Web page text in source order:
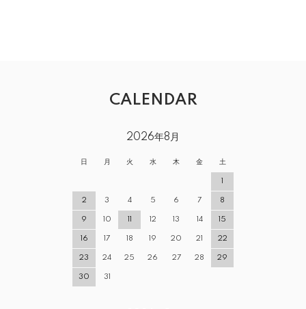
CALENDAR
2026年8月
日 月 火 水 木 金 土
1
2 3 4 5 6 7 8
9 10 11 12 13 14 15
16 17 18 19 20 21 22
23 24 25 26 27 28 29
30 31